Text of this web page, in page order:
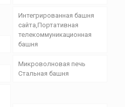
Интегрированная башня
сайта,Портативная
телекоммуникационная
башня
Микроволновая печь
Стальная башня